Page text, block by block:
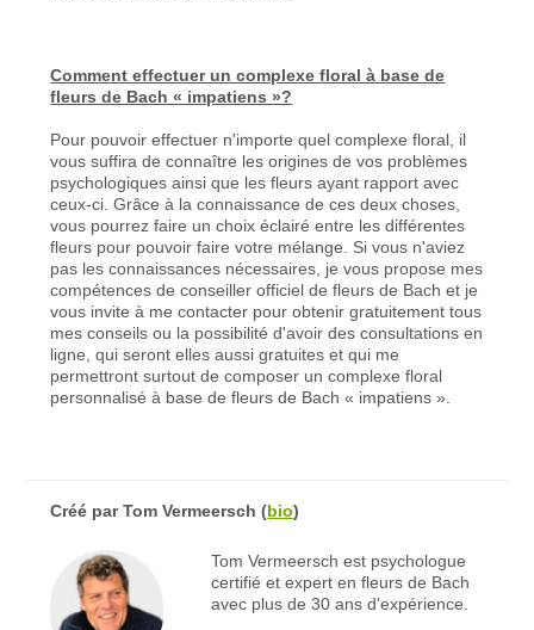
Comment effectuer un complexe floral à base de
fleurs de Bach « impatiens »?
Pour pouvoir effectuer n'importe quel complexe floral, il
vous suffira de connaître les origines de vos problèmes
psychologiques ainsi que les fleurs ayant rapport avec
ceux-ci. Grâce à la connaissance de ces deux choses,
vous pourrez faire un choix éclairé entre les différentes
fleurs pour pouvoir faire votre mélange. Si vous n'aviez
pas les connaissances nécessaires, je vous propose mes
compétences de conseiller officiel de fleurs de Bach et je
vous invite à me contacter pour obtenir gratuitement tous
mes conseils ou la possibilité d'avoir des consultations en
ligne, qui seront elles aussi gratuites et qui me
permettront surtout de composer un complexe floral
personnalisé à base de fleurs de Bach « impatiens ».
Créé parTom Vermeersch (bio)
Tom Vermeersch est psychologue
certifié et expert en fleurs de Bach
avec plus de 30 ans d'expérience.